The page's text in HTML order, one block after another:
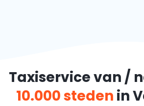
Taxiservice van /
10.000 steden in